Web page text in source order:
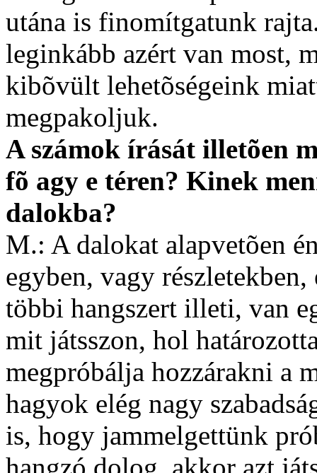
utána is finomítgatunk
leginkább azért van most,
kibõvült lehetõségeink
megpakoljuk.
A számok írását illetõen
fõ agy e téren? Kinek
dalokba?
M.: A dalokat alapvetõen
egyben, vagy
többi hangszert illeti, van
mit játsszon, hol
megpróbálja hozzárakni a
hagyok elég nagy
is, hogy jammelgettünk
hangzó dolog, akkor azt